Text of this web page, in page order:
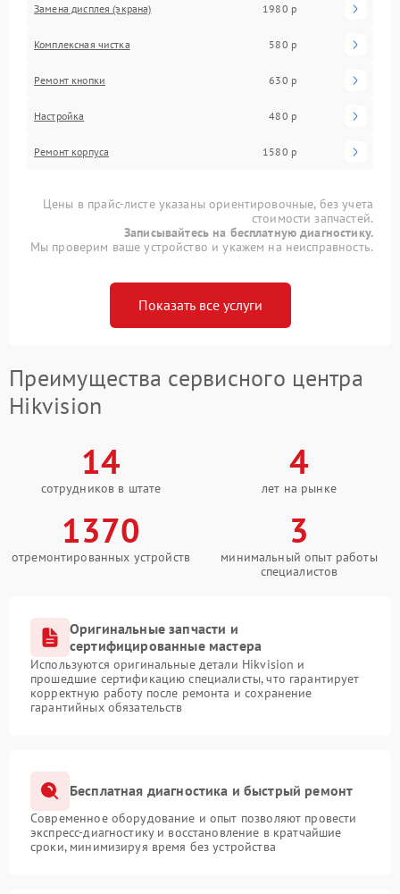
Замена дисплея (экрана) 1980 р
Комплексная чистка 580 р
Ремонт кнопки 630 р
Настройка 480 р
Ремонт корпуса 1580 р
Цены в прайс-листе указаны ориентировочные, без учета
стоимости запчастей.
Записывайтесь на бесплатную диагностику.
Мы проверим ваше устройство и укажем на неисправность.
Показать все услуги
Преимущества сервисного центра
Hikvision
14
сотрудников в штате
4
лет на рынке
1370
отремонтированных устройств
3
минимальный опыт работы
специалистов
Оригинальные запчасти и
сертифицированные мастера
Используются оригинальные детали Hikvision и
прошедшие сертификацию специалисты, что гарантирует
корректную работу после ремонта и сохранение
гарантийных обязательств
Бесплатная диагностика и быстрый ремонт
Современное оборудование и опыт позволяют провести
экспресс-диагностику и восстановление в кратчайшие
сроки, минимизируя время без устройства